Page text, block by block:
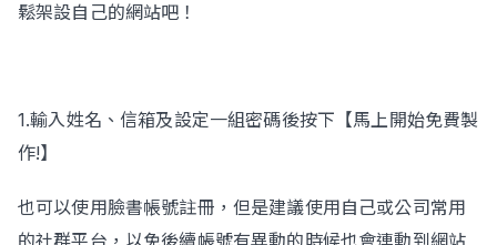
鬆架設自己的網站吧！
1.輸入姓名、信箱及設定一組密碼後按下【馬上開始免費製
作!】
也可以使用臉書帳號註冊，但是建議使用自己或公司常用
的社群平台，以免後續帳號有異動的時候也會連動到網站